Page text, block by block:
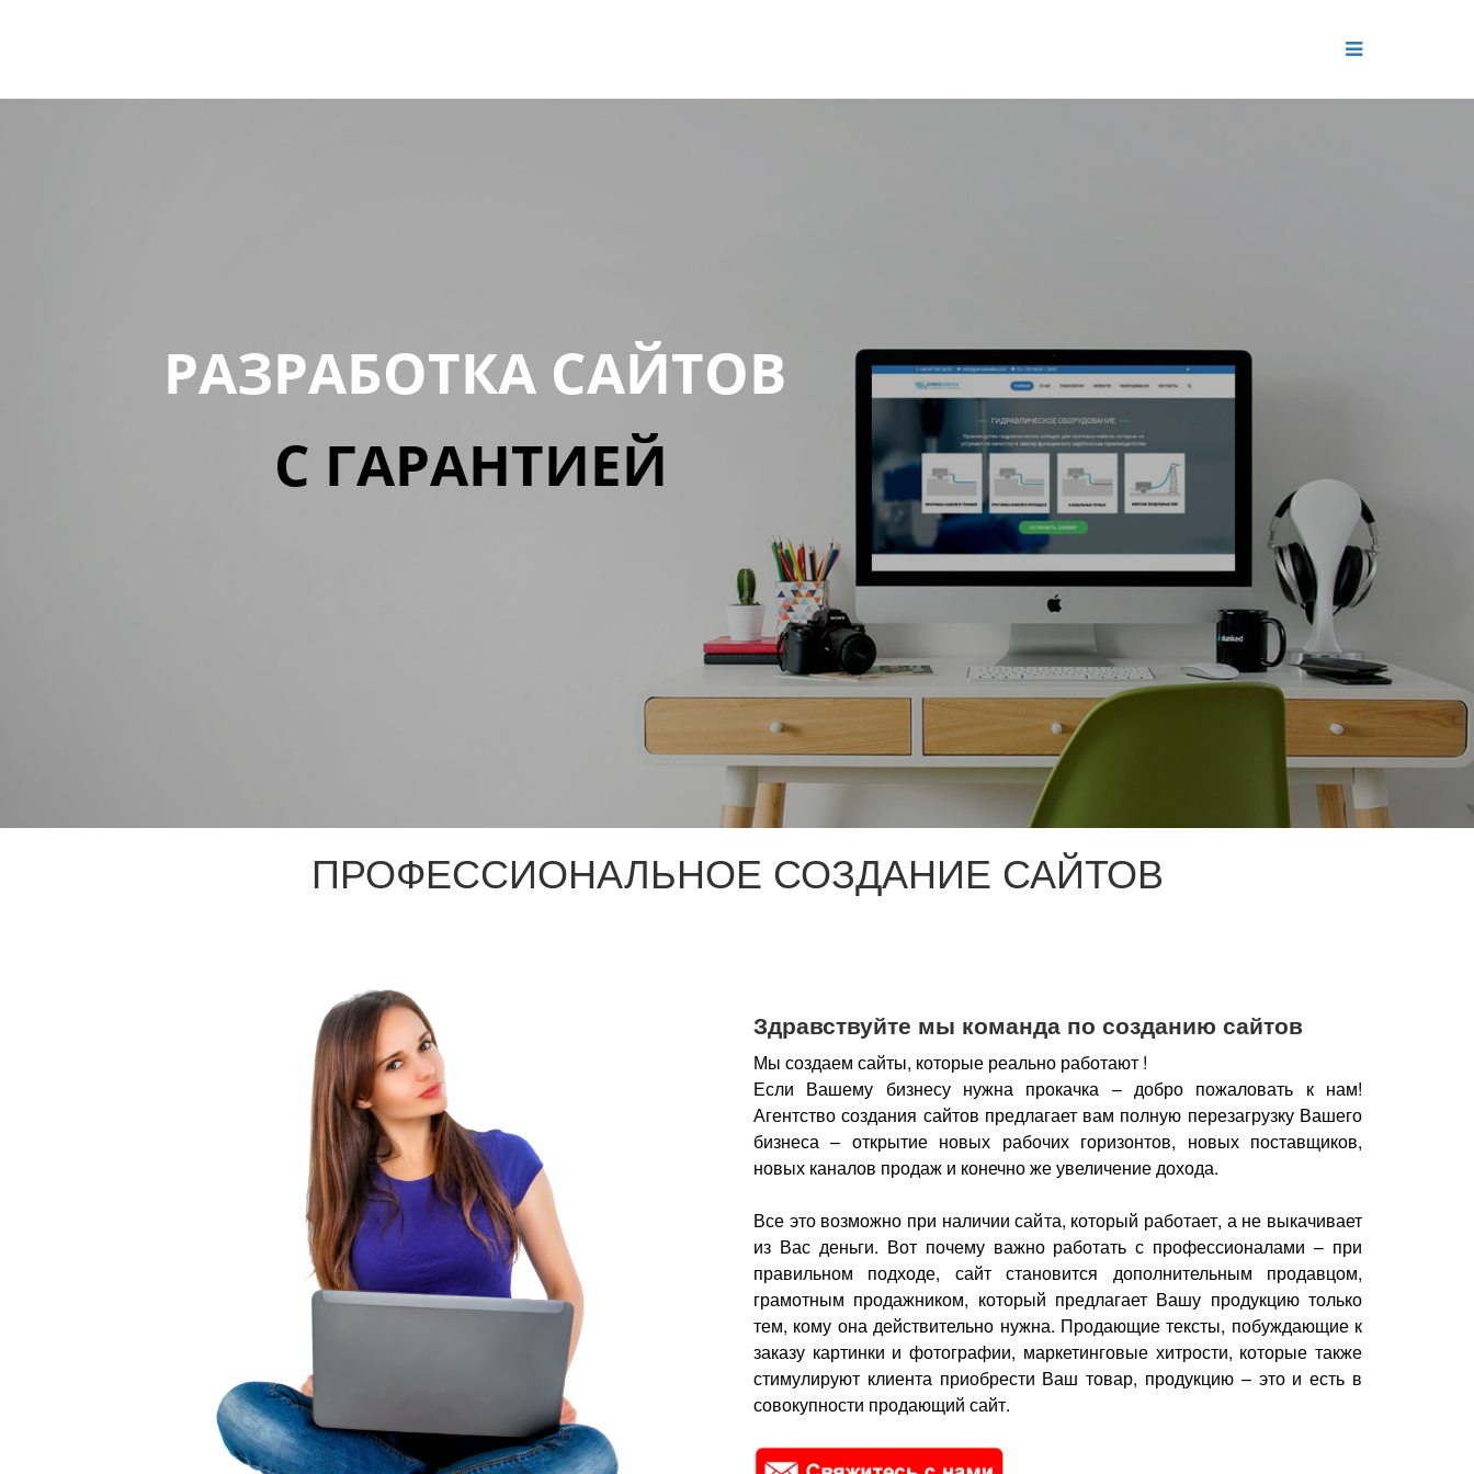
РАЗРАБОТКА САЙТОВ
С ГАРАНТИЕЙ
ПРОФЕССИОНАЛЬНОЕ СОЗДАНИЕ САЙТОВ
Здравствуйте мы команда по созданию сайтов
Мы создаем сайты, которые реально работают !
Если Вашему бизнесу нужна прокачка – добро пожаловать к нам!
Агентство создания сайтов предлагает вам полную перезагрузку Вашего
бизнеса – открытие новых рабочих горизонтов, новых поставщиков,
новых каналов продаж и конечно же увеличение дохода.
Все это возможно при наличии сайта, который работает, а не выкачивает
из Вас деньги. Вот почему важно работать с профессионалами – при
правильном подходе, сайт становится дополнительным продавцом,
грамотным продажником, который предлагает Вашу продукцию только
тем, кому она действительно нужна. Продающие тексты, побуждающие к
заказу картинки и фотографии, маркетинговые хитрости, которые также
стимулируют клиента приобрести Ваш товар, продукцию – это и есть в
совокупности продающий сайт.